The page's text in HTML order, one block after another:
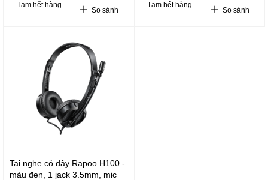
Tạm hết hàng
So sánh
Tạm hết hàng
So sánh
Tai nghe có dây Rapoo H100 -
màu đen, 1 jack 3.5mm, mic